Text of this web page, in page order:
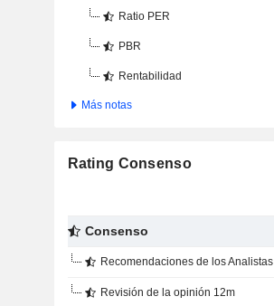
Ratio PER
PBR
Rentabilidad
Más notas
Rating Consenso
Consenso
Recomendaciones de los Analistas
Revisión de la opinión 12m